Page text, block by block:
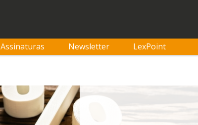
Assinaturas Newsletter LexPoint